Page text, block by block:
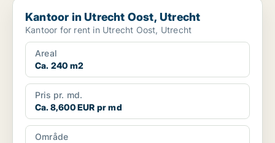
Kantoor in Utrecht Oost, Utrecht
Kantoor in Utrecht Oost, Utrecht
Kantoor for rent in Utrecht Oost, Utrecht
Areal
Ca. 240 m2
Pris pr. md.
Ca. 8,600 EUR pr md
Område